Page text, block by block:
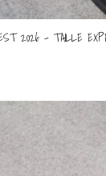
2026 – TAILLE